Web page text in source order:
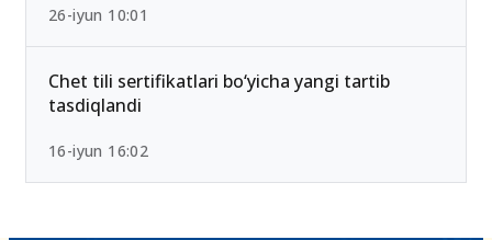
26-iyun 10:01
Chet tili sertifikatlari bo‘yicha yangi tartib
tasdiqlandi
16-iyun 16:02